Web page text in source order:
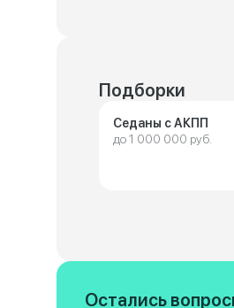
Подборки
Седаны с АКПП
до 1 000 000 руб.
Остались